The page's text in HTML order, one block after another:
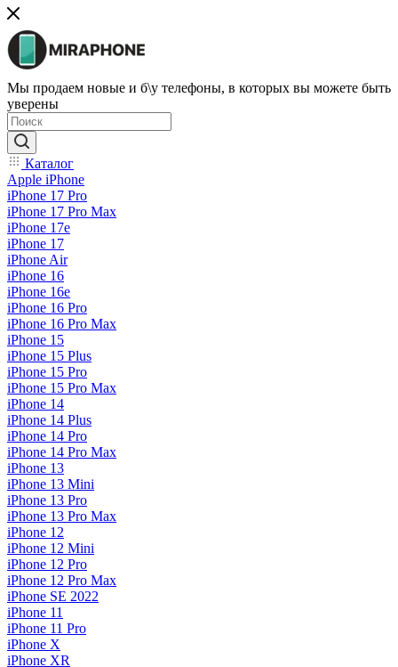
Мы продаем новые и б\у телефоны, в которых вы можете быть
уверены
Каталог
Apple iPhone
iPhone 17 Pro
iPhone 17 Pro Max
iPhone 17e
iPhone 17
iPhone Air
iPhone 16
iPhone 16e
iPhone 16 Pro
iPhone 16 Pro Max
iPhone 15
iPhone 15 Plus
iPhone 15 Pro
iPhone 15 Pro Max
iPhone 14
iPhone 14 Plus
iPhone 14 Pro
iPhone 14 Pro Max
iPhone 13
iPhone 13 Mini
iPhone 13 Pro
iPhone 13 Pro Max
iPhone 12
iPhone 12 Mini
iPhone 12 Pro
iPhone 12 Pro Max
iPhone SE 2022
iPhone 11
iPhone 11 Pro
iPhone X
iPhone XR